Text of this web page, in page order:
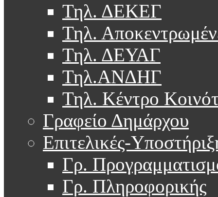
Τηλ. ΔΕΚΕΓ
Τηλ.
Τηλ. ΔΕΥΑΓ
Τηλ.ΑΝΔΗΓ
Τηλ. Κέντρο
Γραφείο Δημάρχου
Επιτελικές-
Γρ.
Γρ. Πληροφορικής